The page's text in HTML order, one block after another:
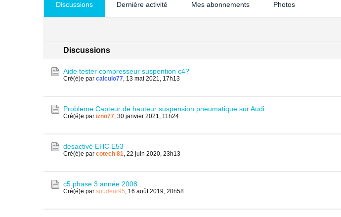
Discussions Dernière activité Mes abonnements Photos
Discussions
Aide tester compresseur suspention c4?
Cré(é)e par calculo77, 13 mai 2021, 17h13
Probleme Capteur de hauteur suspension pneumatique sur Audi
Cré(é)e par izno77, 30 janvier 2021, 11h24
desactivé EHC E53
Cré(é)e par cotech 81, 22 juin 2020, 23h13
c5 phase 3 année 2008
Cré(é)e par soudeur95, 16 août 2019, 20h58